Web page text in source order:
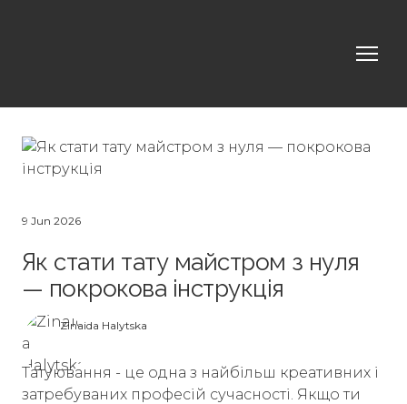
9 Jun 2026
Як стати тату майстром з нуля
— покрокова інструкція
Zinaida Halytska
Татуювання - це одна з найбільш креативних і
затребуваних професій сучасності. Якщо ти